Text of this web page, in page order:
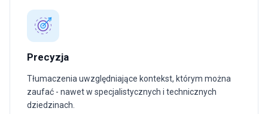
Precyzja
Tłumaczenia uwzględniające kontekst, którym można
zaufać - nawet w specjalistycznych i technicznych
dziedzinach.